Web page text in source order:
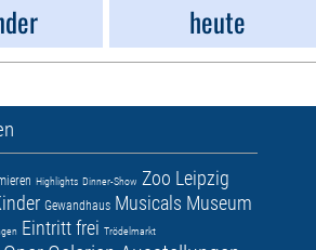
heute
Highlights Dinner-Show Zoo Leipzig
Gewandhaus Musicals Museum
Eintritt frei Trödelmarkt